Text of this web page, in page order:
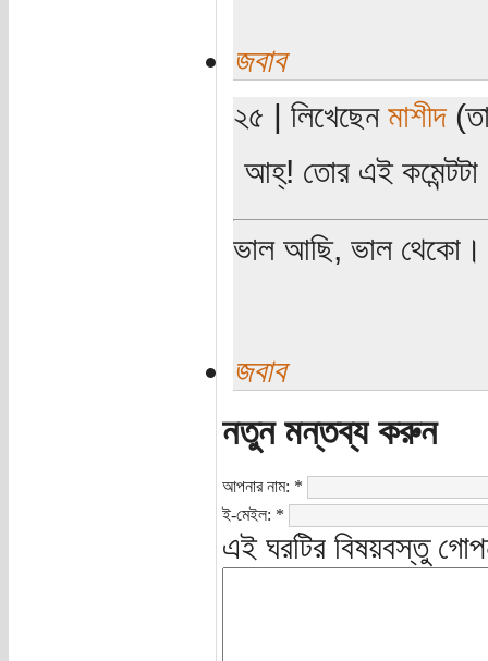
জবাব
২৫ | লিখেছেন মাশীদ
আহ্! তোর এই কমেন্টটা
ভাল আছি, ভাল থেকো।
জবাব
নতুন মন্তব্য করুন
আপনার নাম: *
ই-মেইল: *
এই ঘরটির বিষয়বস্তু